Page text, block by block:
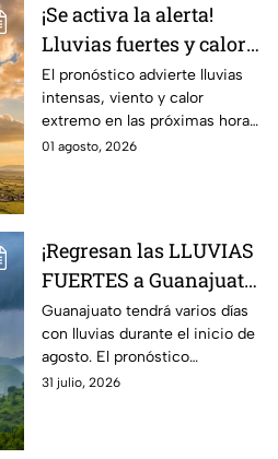
¡Se activa la alerta!
Lluvias fuertes y calor
extremo en gran parte
de México; ¿afectará a
Guanajuato?
El pronóstico advierte lluvias
intensas, viento y calor
extremo en las próximas horas
en gran parte del país.
01 agosto, 2026
¡Regresan las LLUVIAS
FUERTES a Guanajuato!
Pronostican varios
días con chubascos y
tormentas del 1 al 4 de
AGOSTO: esto se espera
Guanajuato tendrá varios días
con lluvias durante el inicio de
agosto. El pronóstico
contempla chubascos fuertes,
31 julio, 2026